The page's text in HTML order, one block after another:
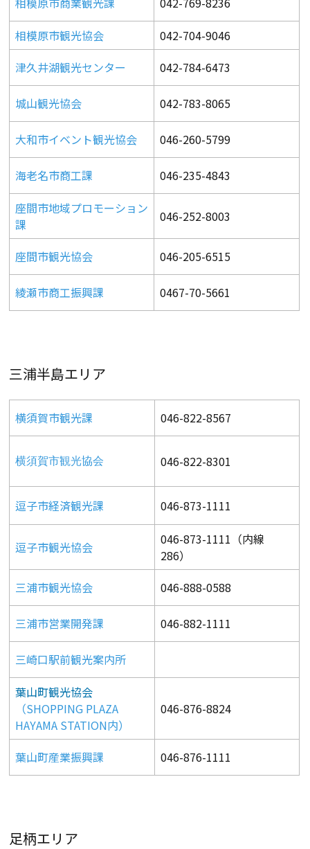
相模原市観光協会
042-704-9046
津久井湖観光センター
042-784-6473
城山観光協会 042-783-8065
大和市イベント観光協会 046-260-5799
海老名市商工課
046-235-4843
座間市地域プロモーション
課
046-252-8003
座間市観光協会 046-205-6515
綾瀬市商工振興課 0467-70-5661
三浦半島エリア
横須賀市観光課 046-822-8567
横須賀市観光協会 046-822-8301
逗子市経済観光課 046-873-1111
逗子市観光協会
046-873-1111（内線
286）
三浦市観光協会
046-888-0588
三浦市営業開発課 046-882-1111
三崎口駅前観光案内所
葉山町観光協会
（SHOPPING PLAZA
HAYAMA STATION内）
046-876-8824
葉山町産業振興課 046-876-1111
足柄エリア